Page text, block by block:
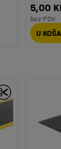
5,00
bez PDV
U